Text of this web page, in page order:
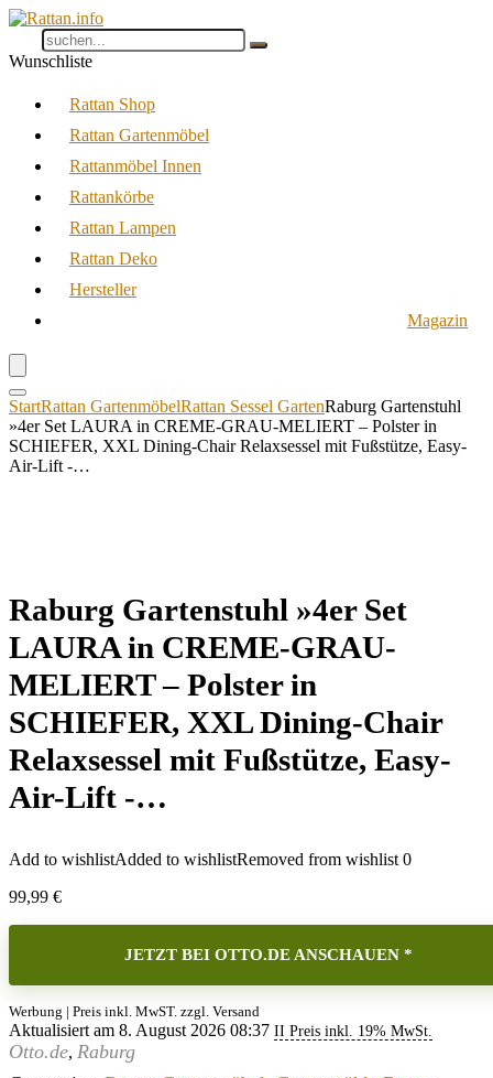
Wunschliste
Rattan Shop
Rattan Gartenmöbel
Rattanmöbel Innen
Rattankörbe
Rattan Lampen
Rattan Deko
Hersteller
Magazin
StartRattan GartenmöbelRattan Sessel GartenRaburg Gartenstuhl
»4er Set LAURA in CREME-GRAU-MELIERT – Polster in
SCHIEFER, XXL Dining-Chair Relaxsessel mit Fußstütze, Easy-
Air-Lift -…
Raburg Gartenstuhl »4er Set
LAURA in CREME-GRAU-
MELIERT – Polster in
SCHIEFER, XXL Dining-Chair
Relaxsessel mit Fußstütze, Easy-
Air-Lift -…
Add to wishlistAdded to wishlistRemoved from wishlist 0
99,99 €
JETZT BEI OTTO.DE ANSCHAUEN *
Werbung | Preis inkl. MwST. zzgl. Versand
Aktualisiert am 8. August 2026 08:37 II Preis inkl. 19% MwSt.
Otto.de, Raburg